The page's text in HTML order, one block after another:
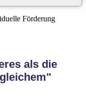
Förderung
als die